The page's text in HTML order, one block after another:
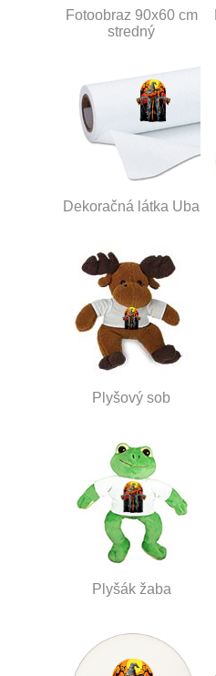
Fotoobraz 90x60 cm
stredný
Dekoračná látka Uba
Plyšový sob
Plyšák žaba